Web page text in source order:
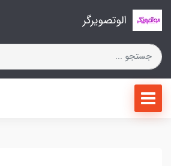
الوتصویرگر